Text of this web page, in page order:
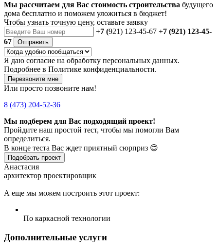
Мы рассчитаем для Вас стоимость строительства будущего
дома бесплатно и поможем уложиться в бюджет!
Чтобы узнать точную цену, оставьте заявку
+7 (921) 123-45-67 +7 (921) 123-45-
67
Отправить
Я даю согласие на обработку персональных данных.
Подробнее в Политике конфиденциальности.
Перезвоните мне
Или просто позвоните нам!
8 (473) 204-52-36
Мы подберем для Вас подходящий проект!
Пройдите наш простой тест, чтобы мы помогли Вам
определиться.
В конце теста Вас ждет приятный сюрприз 😊
Подобрать проект
Анастасия
архитектор проектировщик
А еще мы можем построить этот проект:
По каркасной технологии
Дополнительные услуги